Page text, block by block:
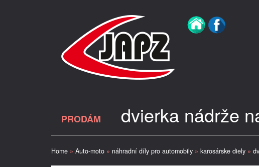
PRODÁM dvierka nádrže
Home » Auto-moto » náhradní díly pro automobily » karosárske diely »